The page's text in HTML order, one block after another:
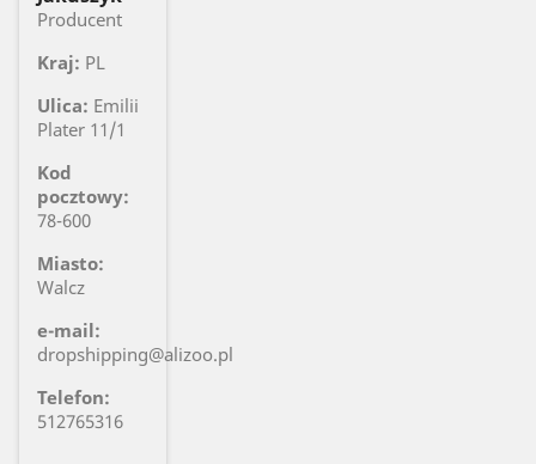
Producent
Kraj: PL
Ulica: Emilii
Plater 11/1
Kod
pocztowy:
78-600
Miasto:
Walcz
e-mail:
dropshipping@alizoo.pl
Telefon:
512765316